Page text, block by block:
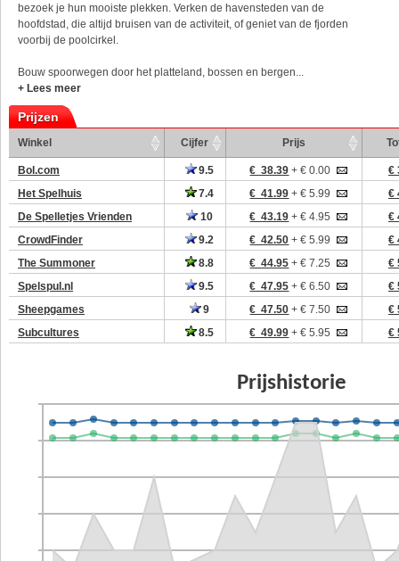
bezoek je hun mooiste plekken. Verken de havensteden van de
hoofdstad, die altijd bruisen van de activiteit, of geniet van de fjorden
voorbij de poolcirkel.
Bouw spoorwegen door het platteland, bossen en bergen...
+ Lees meer
Prijzen
Winkel Cijfer Prijs
Bol.com 9.5 € 38.39 + € 0.00
€
Het Spelhuis
7.4 € 41.99 + € 5.99
€
De Spelletjes Vrienden
10 € 43.19 + € 4.95
€
CrowdFinder
9.2 € 42.50 + € 5.99
€
The Summoner
8.8 € 44.95 + € 7.25
€
Spelspul.nl
9.5 € 47.95 + € 6.50
€
Sheepgames
9 € 47.50 + € 7.50
€
Subcultures
8.5 € 49.99 + € 5.95 €